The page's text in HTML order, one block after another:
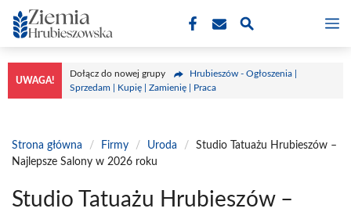
Przejdź
do
treści
UWAGA!
Dołącz do nowej grupy
Hrubieszów - Ogłoszenia |
Sprzedam | Kupię | Zamienię | Praca
Strona główna / Firmy / Uroda /
Studio Tatuażu Hrubieszów –
Najlepsze Salony w 2026 roku
Studio Tatuażu Hrubieszów –